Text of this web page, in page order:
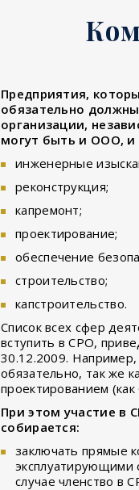
Предприятия,
обязательно
организации,
могут быть и ООО, и
инженерные
реконструкция;
капремонт;
проектирование;
обеспечение
строительство;
капстроительство.
Список всех сфер
вступить в СРО,
30.12.2009.
обязательно, так же
проектированием
При этом участие в
собирается:
заключать прямые
эксплуатирующими
случае членство в